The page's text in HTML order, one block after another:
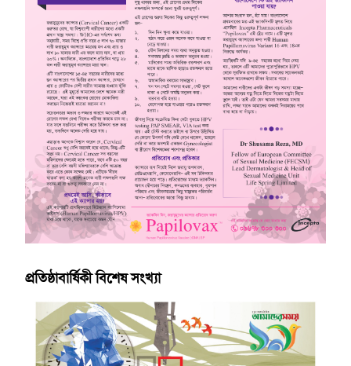
প্রতিষ্ঠাবার্ষিকী বিশেষ সংখ্যা